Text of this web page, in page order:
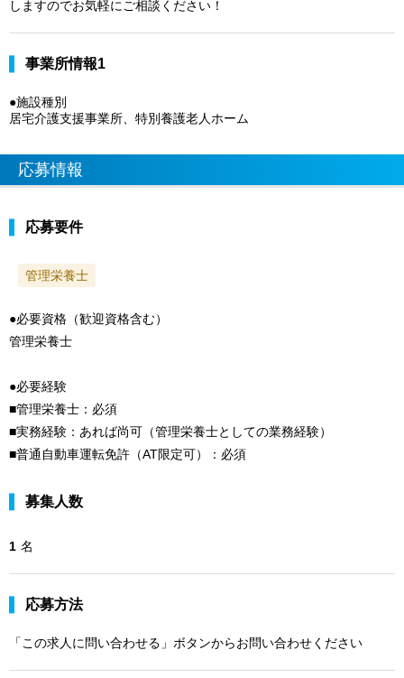
しますのでお気軽にご相談ください！
事業所情報1
●施設種別
居宅介護支援事業所、特別養護老人ホーム
応募情報
応募要件
管理栄養士
●必要資格（歓迎資格含む）
管理栄養士
●必要経験
■管理栄養士：必須
■実務経験：あれば尚可（管理栄養士としての業務経験）
■普通自動車運転免許（AT限定可）：必須
募集人数
1 名
応募方法
「この求人に問い合わせる」ボタンからお問い合わせください